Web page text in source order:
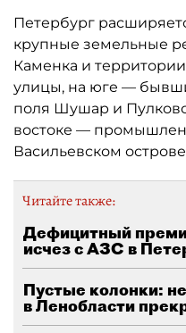
Петербург
крупные земельные
Каменка и
улицы, на юге —
поля Шушар и
востоке —
Васильевском
Читайте также:
Дефицитный
исчез с АЗС в
Пустые колонки:
в Ленобласти